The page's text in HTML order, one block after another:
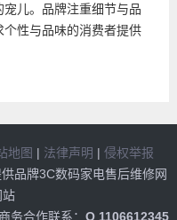
儿。品牌注重细节与品
性与品味的消费者提供
地图 | 法律声明 | 侵权举报
品牌3C数码家电售后维修网
站
务合作联系： Q 1106612345